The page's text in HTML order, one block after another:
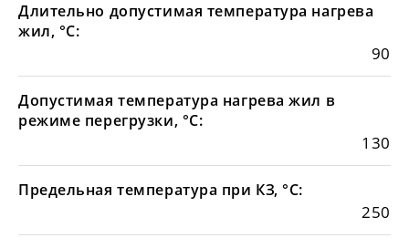
Длительно допустимая температура нагрева
жил, °С:
90
Допустимая температура нагрева жил в
режиме перегрузки, °С:
130
Предельная температура при КЗ, °С:
250